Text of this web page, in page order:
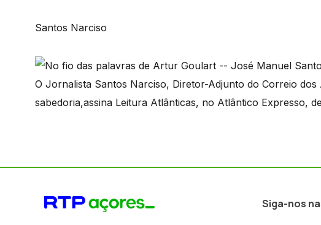
Santos Narciso
O Jornalista Santos Narciso, Diretor-Adjunto do Correio dos
sabedoria,assina Leitura Atlânticas, no Atlântico Expresso,
Siga-nos